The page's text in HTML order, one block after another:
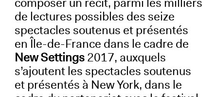
de lectures possibles des seize
spectacles soutenus et présentés
en Île-de-France dans le cadre de
New Settings2017, auxquels
s’ajoutent les spectacles soutenus
et présentés à New York, dans le